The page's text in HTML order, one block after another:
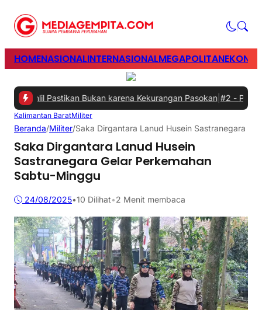
HOMENASIONALINTERNASIONALMEGAPOLITAN
Pastikan Bukan karena Kekurangan Pasokan|#2 - Perkuat
Kalimantan BaratMiliter
Beranda/Militer/Saka Dirgantara Lanud Husein Sastranegara
Saka Dirgantara Lanud Husein
Sastranegara Gelar Perkemahan
Sabtu-Minggu
24/08/2025•10 Dilihat•2 Menit membaca